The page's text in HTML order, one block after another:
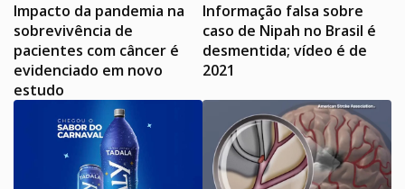
Impacto da pandemia na
sobrevivência de
pacientes com câncer é
evidenciado em novo
estudo
Informação falsa sobre
caso de Nipah no Brasil é
desmentida; vídeo é de
2021